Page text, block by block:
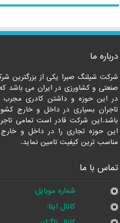
درباره ما
شرکت شیلنگ صبرا یکی از بزرگترین
صنعتی و کشاورزی در ایران می باشد
در این حوزه و داشتن کادری مجرب
تاجران بسیاری در داخل و خارج
باشد.این شرکت قادر است تمامی
این حوزه تجاری را در داخل و
مناسب ترین کیفیت تامین نماید.
تماس با ما
شماره موبایل:
کانال ایتا: